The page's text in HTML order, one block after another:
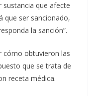
sustancia que afecte
que ser sancionado,
la sanción”.
cómo obtuvieron las
que se trata de
receta médica.